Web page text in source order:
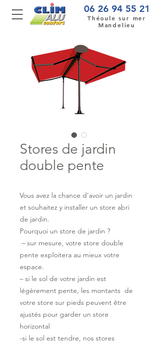
06 26 94 55 21
Théoule sur mer
Mandelieu
Stores de jardin
double pente
Vous avez la chance d’avoir un jardin
et souhaitez y installer un store abri
de jardin.
Pourquoi un store de jardin ?
– sur mesure, votre store double
pente exploitera au mieux votre
espace.
– si le sol de votre jardin est
légèrement pente, les montants de
votre store sur pieds peuvent être
ajustés pour garder un store
horizontal
-si le sol est tendre, nos stores